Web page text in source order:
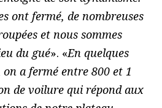
ont fermé, de nombreuses
et nous sommes
du gué». «En quelques
on a fermé entre 800 et 1
de voilure qui répond aux